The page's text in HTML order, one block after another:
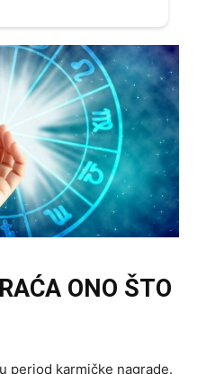
ONO ŠTO
period karmičke nagrade.